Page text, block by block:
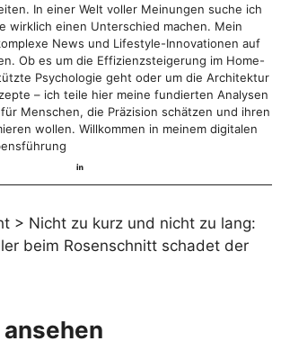
In einer Welt voller Meinungen suche ich
wirklich einen Unterschied machen. Mein
News und Lifestyle-Innovationen auf
Ob es um die Effizienzsteigerung im Home-
Psychologie geht oder um die Architektur
– ich teile hier meine fundierten Analysen
Menschen, die Präzision schätzen und ihren
wollen. Willkommen in meinem digitalen
> Nicht zu kurz und nicht zu lang:
beim Rosenschnitt schadet der